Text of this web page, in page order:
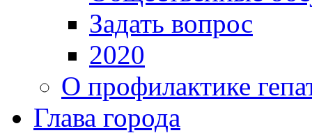
Задать вопрос
2020
О профилактике
Глава города